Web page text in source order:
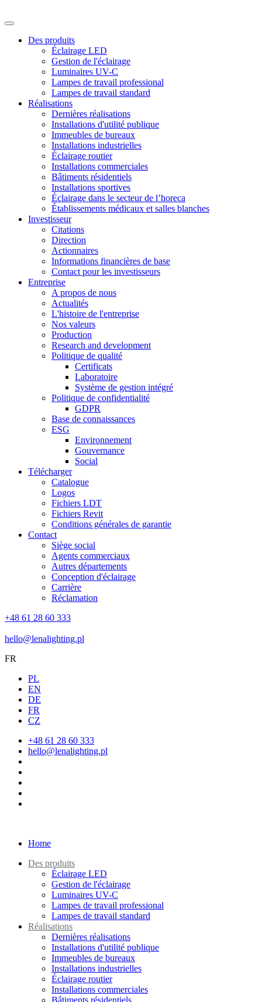
Des produits
Éclairage LED
Gestion de l'éclairage
Luminaires UV-C
Lampes de travail professional
Lampes de travail standard
Réalisations
Dernières réalisations
Installations d'utilité publique
Immeubles de bureaux
Installations industrielles
Éclairage routier
Installations commerciales
Bâtiments résidentiels
Installations sportives
Éclairage dans le secteur de l’horeca
Établissements médicaux et salles blanches
Investisseur
Citations
Direction
Actionnaires
Informations financières de base
Contact pour les investisseurs
Entreprise
A propos de nous
Actualités
L'histoire de l'entreprise
Nos valeurs
Production
Research and development
Politique de qualité
Certificats
Laboratoire
Système de gestion intégré
Politique de confidentialité
GDPR
Base de connaissances
ESG
Environnement
Gouvernance
Social
Télécharger
Catalogue
Logos
Fichiers LDT
Fichiers Revit
Conditions générales de garantie
Contact
Siège social
Agents commerciaux
Autres départements
Conception d'éclairage
Carrière
Réclamation
+48 61 28 60 333
hello@lenalighting.pl
FR
PL
EN
DE
FR
CZ
+48 61 28 60 333
hello@lenalighting.pl
Home
Des produits
Éclairage LED
Gestion de l'éclairage
Luminaires UV-C
Lampes de travail professional
Lampes de travail standard
Réalisations
Dernières réalisations
Installations d'utilité publique
Immeubles de bureaux
Installations industrielles
Éclairage routier
Installations commerciales
Bâtiments résidentiels